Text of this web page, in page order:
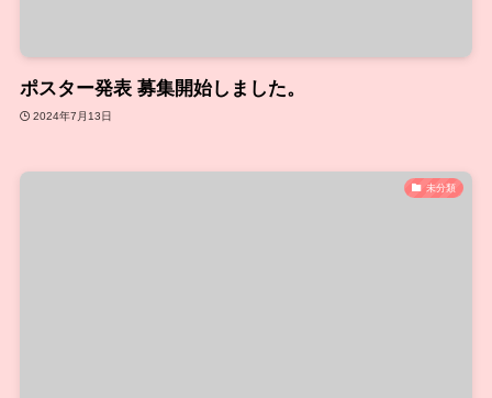
ポスター発表 募集開始しました。
2024年7月13日
未分類